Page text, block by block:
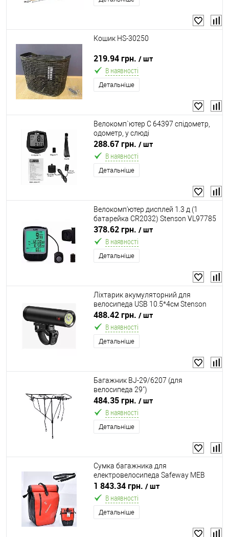
Кошик HS-30250
219.94 грн. / шт
В наявності
Детальніше
Велокомп`ютер C 64397 спідометр,
одометр, у слюді
288.67 грн. / шт
В наявності
Детальніше
Велокомп'ютер дисплей 1.3 д (1
батарейка CR2032) Stenson VL97785
378.62 грн. / шт
В наявності
Детальніше
Ліхтарик акумуляторний для
велосипеда USB 10.5*4см Stenson
VL97811
488.42 грн. / шт
В наявності
Детальніше
Багажник BJ-29/6207 (для
велосипеда 29")
484.35 грн. / шт
В наявності
Детальніше
Сумка багажника для
електровелоcипеда Safeway MEB
700C NOVA TRUNK BAG RED
1 843.34 грн. / шт
В наявності
Детальніше